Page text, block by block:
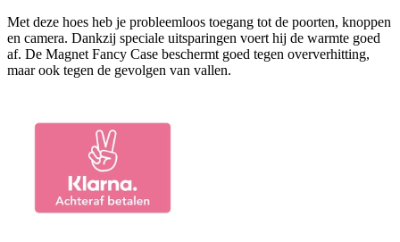
Met deze hoes heb je probleemloos toegang tot de poorten, knoppen
en camera. Dankzij speciale uitsparingen voert hij de warmte goed
af. De Magnet Fancy Case beschermt goed tegen oververhitting,
maar ook tegen de gevolgen van vallen.